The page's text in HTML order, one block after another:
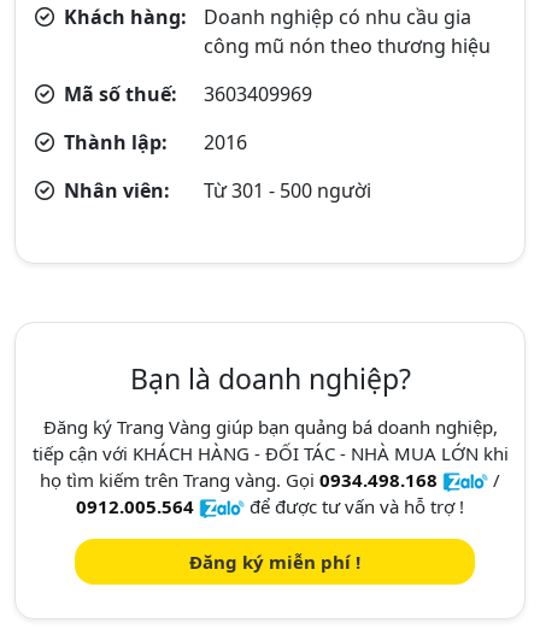
Khách hàng:
Doanh nghiệp có nhu cầu gia
công mũ nón theo thương hiệu
Mã số thuế:
3603409969
Thành lập:
2016
Nhân viên:
Từ 301 - 500 người
Bạn là doanh nghiệp?
Đăng ký Trang Vàng giúp bạn quảng bá doanh nghiệp,
tiếp cận với KHÁCH HÀNG - ĐỐI TÁC - NHÀ MUA LỚN khi
họ tìm kiếm trên Trang vàng. Gọi 0934.498.168
/
0912.005.564
để được tư vấn và hỗ trợ !
Đăng ký miễn phí !